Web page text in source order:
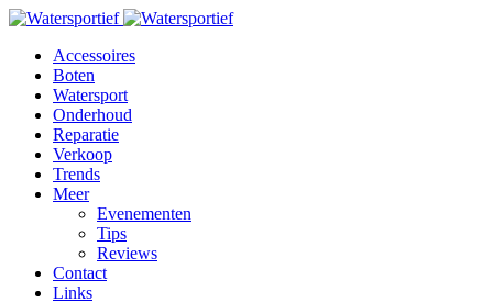
Accessoires
Boten
Watersport
Onderhoud
Reparatie
Verkoop
Trends
Meer
Evenementen
Tips
Reviews
Contact
Links